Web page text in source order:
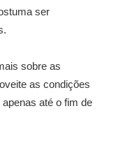
ser
sobre as
as condições
até o fim de